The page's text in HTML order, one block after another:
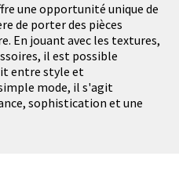
une opportunité unique de
de porter des pièces
En jouant avec les textures,
il est possible
entre style et
mode, il s'agit
sophistication et une